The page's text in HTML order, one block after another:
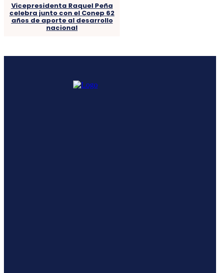
Vicepresidenta Raquel Peña
celebra junto con el Conep 62
años de aporte al desarrollo
nacional